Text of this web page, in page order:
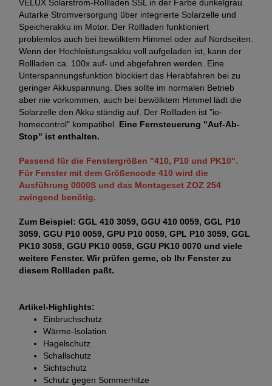
VELUX Solarstrom-Rollladen SSL in der Farbe dunkelgrau.
Autarke Stromversorgung über integrierte Solarzelle und
Speicherakku im Motor. Der Rollladen funktioniert
problemlos auch bei bewölktem Himmel oder auf Nordseiten.
Wenn der Hochleistungsakku voll aufgeladen ist, kann der
Rollladen ca. 100x auf- und abgefahren werden. Eine
Unterspannungsfunktion blockiert das Herabfahren bei zu
geringer Akkuspannung. Dies sollte im normalen Betrieb
aber nie vorkommen, auch bei bewölktem Himmel lädt die
Solarzelle den Akku ständig auf. Der Rollladen ist "io-
homecontrol" kompatibel. Eine Fernsteuerung "Auf-Ab-
Stop" ist enthalten.
Passend für die Fenstergrößen "410, P10 und PK10".
Für Fenster mit dem Größencode 410 wird die
Ausführung 0000S und das Montageset ZOZ 254
zwingend benötig.
Zum Beispiel: GGL 410 3059, GGU 410 0059, GGL P10
3059, GGU P10 0059, GPU P10 0059, GPL P10 3059, GGL
PK10 3059, GGU PK10 0059, GGU PK10 0070 und viele
weitere Fenster. Wir prüfen gerne, ob Ihr Fenster zu
diesem Rollladen paßt.
Artikel-Highlights:
Einbruchschutz
Wärme-Isolation
Hagelschutz
Schallschutz
Sichtschutz
Schutz gegen Sommerhitze